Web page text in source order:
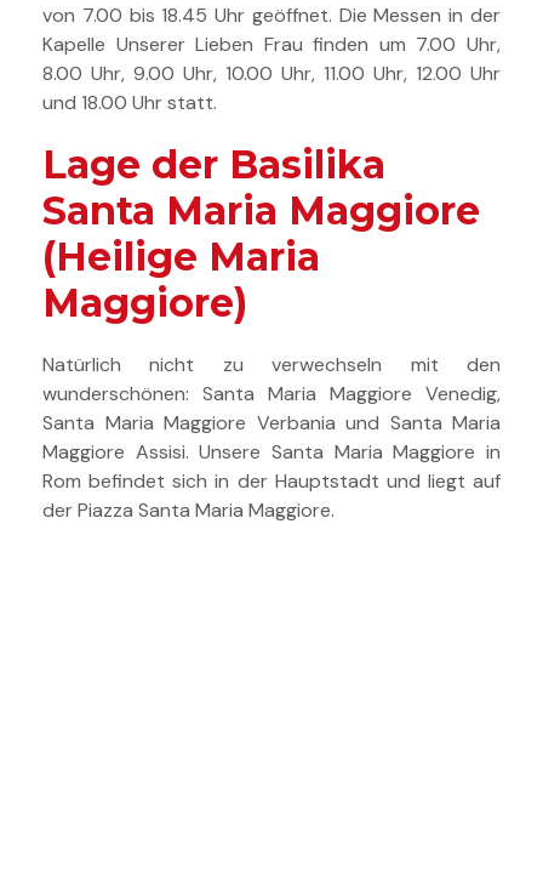
von 7.00 bis 18.45 Uhr geöffnet. Die Messen in der
Kapelle Unserer Lieben Frau finden um 7.00 Uhr,
8.00 Uhr, 9.00 Uhr, 10.00 Uhr, 11.00 Uhr, 12.00 Uhr
und 18.00 Uhr statt.
Lage der Basilika
Santa Maria Maggiore
(Heilige Maria
Maggiore)
Natürlich nicht zu verwechseln mit den
wunderschönen: Santa Maria Maggiore Venedig,
Santa Maria Maggiore Verbania und Santa Maria
Maggiore Assisi. Unsere Santa Maria Maggiore in
Rom befindet sich in der Hauptstadt und liegt auf
der Piazza Santa Maria Maggiore.